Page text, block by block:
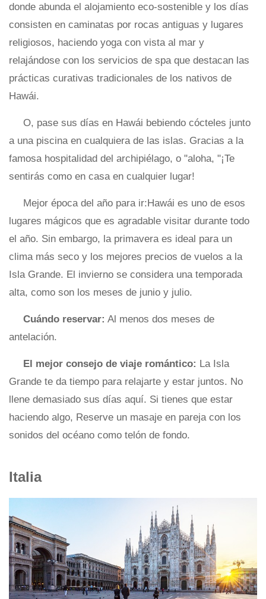
donde abunda el alojamiento eco-sostenible y los días
consisten en caminatas por rocas antiguas y lugares
religiosos, haciendo yoga con vista al mar y
relajándose con los servicios de spa que destacan las
prácticas curativas tradicionales de los nativos de
Hawái.
O, pase sus días en Hawái bebiendo cócteles junto
a una piscina en cualquiera de las islas. Gracias a la
famosa hospitalidad del archipiélago, o "aloha, "¡Te
sentirás como en casa en cualquier lugar!
Mejor época del año para ir:Hawái es uno de esos
lugares mágicos que es agradable visitar durante todo
el año. Sin embargo, la primavera es ideal para un
clima más seco y los mejores precios de vuelos a la
Isla Grande. El invierno se considera una temporada
alta, como son los meses de junio y julio.
Cuándo reservar: Al menos dos meses de
antelación.
El mejor consejo de viaje romántico: La Isla
Grande te da tiempo para relajarte y estar juntos. No
llene demasiado sus días aquí. Si tienes que estar
haciendo algo, Reserve un masaje en pareja con los
sonidos del océano como telón de fondo.
Italia